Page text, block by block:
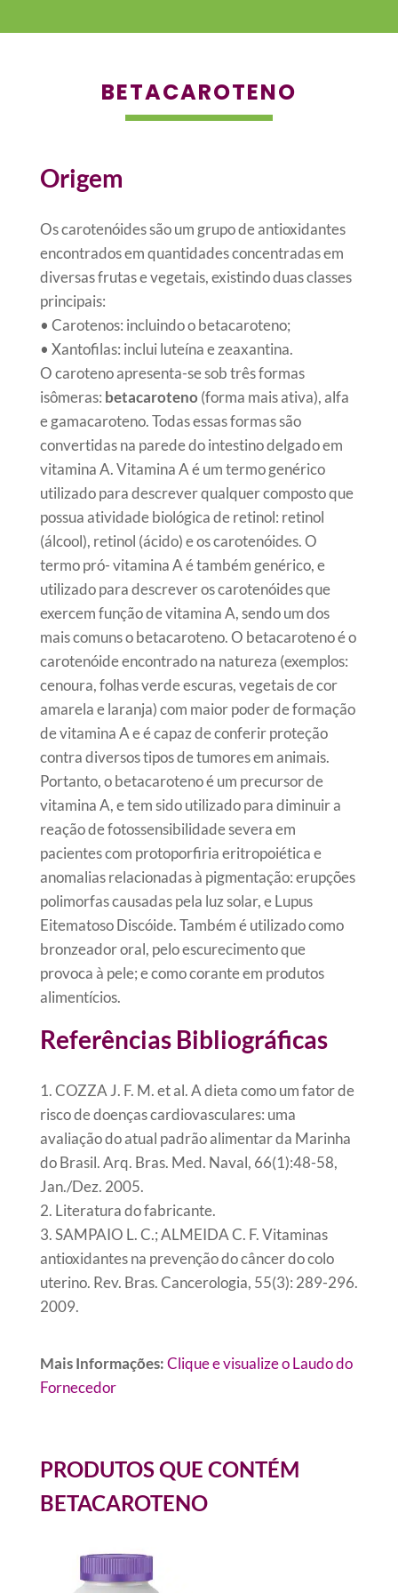
BETACAROTENO
Origem
Os carotenóides são um grupo de antioxidantes
encontrados em quantidades concentradas em
diversas frutas e vegetais, existindo duas classes
principais:
• Carotenos: incluindo o betacaroteno;
• Xantofilas: inclui luteína e zeaxantina.
O caroteno apresenta-se sob três formas
isômeras: betacaroteno (forma mais ativa), alfa
e gamacaroteno. Todas essas formas são
convertidas na parede do intestino delgado em
vitamina A. Vitamina A é um termo genérico
utilizado para descrever qualquer composto que
possua atividade biológica de retinol: retinol
(álcool), retinol (ácido) e os carotenóides. O
termo pró- vitamina A é também genérico, e
utilizado para descrever os carotenóides que
exercem função de vitamina A, sendo um dos
mais comuns o betacaroteno. O betacaroteno é o
carotenóide encontrado na natureza (exemplos:
cenoura, folhas verde escuras, vegetais de cor
amarela e laranja) com maior poder de formação
de vitamina A e é capaz de conferir proteção
contra diversos tipos de tumores em animais.
Portanto, o betacaroteno é um precursor de
vitamina A, e tem sido utilizado para diminuir a
reação de fotossensibilidade severa em
pacientes com protoporfiria eritropoiética e
anomalias relacionadas à pigmentação: erupções
polimorfas causadas pela luz solar, e Lupus
Eitematoso Discóide. Também é utilizado como
bronzeador oral, pelo escurecimento que
provoca à pele; e como corante em produtos
alimentícios.
Referências Bibliográficas
1. COZZA J. F. M. et al. A dieta como um fator de
risco de doenças cardiovasculares: uma
avaliação do atual padrão alimentar da Marinha
do Brasil. Arq. Bras. Med. Naval, 66(1):48-58,
Jan./Dez. 2005.
2. Literatura do fabricante.
3. SAMPAIO L. C.; ALMEIDA C. F. Vitaminas
antioxidantes na prevenção do câncer do colo
uterino. Rev. Bras. Cancerologia, 55(3): 289-296.
2009.
Mais Informações:Clique e visualize o Laudo do
Fornecedor
PRODUTOS QUE CONTÉM
BETACAROTENO